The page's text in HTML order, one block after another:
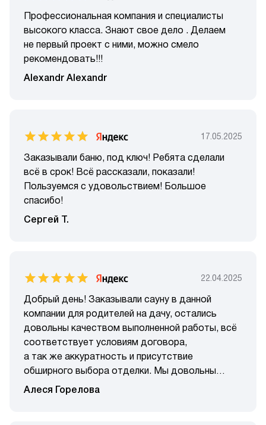
Профессиональная компания и специалисты
высокого класса. Знают свое дело . Делаем
не первый проект с ними, можно смело
рекомендовать!!!
Alexandr Alexandr
17.05.2025
Заказывали баню, под ключ! Ребята сделали
всё в срок! Всё рассказали, показали!
Пользуемся с удовольствием! Большое
спасибо!
Сергей Т.
22.04.2025
Добрый день! Заказывали сауну в данной
компании для родителей на дачу, остались
довольны качеством выполненной работы, всё
соответствует условиям договора,
а так же аккуратность и присутствие
обширного выбора отделки. Мы довольны
результатом и вам рекомендуем доверится
Алеся Горелова